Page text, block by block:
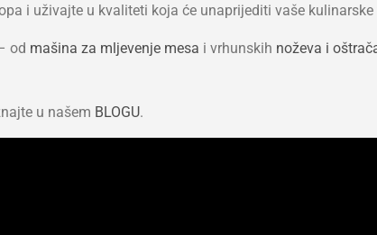
i uživajte u kvaliteti koja će unaprijediti vaše kulinarske
od mašina za mljevenje mesa i vrhunskih noževa i
u našem BLOGU.